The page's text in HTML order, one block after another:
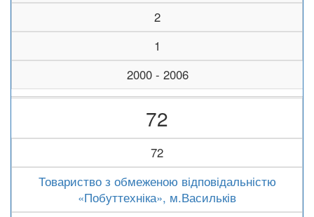
2
1
2000 - 2006
72
72
Товариство з обмеженою відповідальністю
«Побуттехніка», м.Васильків